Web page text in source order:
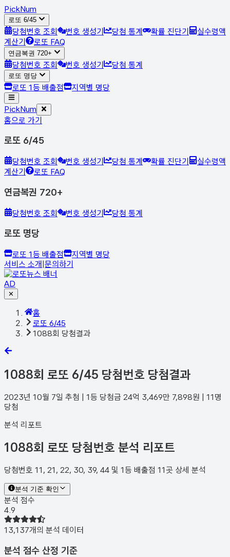
PickNum
로또 6/45
당첨번호 조회 번호 생성기 당첨 통계 확률 진단기
실수령액
계산기
로또 FAQ
연금복권 720+
당첨번호 조회 번호 생성기 당첨 통계
로또 명당
로또 1등 배출점 지역별 명당
PickNum
홈으로 가기
로또 6/45
당첨번호 조회 번호 생성기 당첨 통계 확률 진단기
실수령액
계산기
로또 FAQ
연금복권 720+
당첨번호 조회 번호 생성기 당첨 통계
로또 명당
로또 1등 배출점
지역별 명당
서비스 소개|문의하기
AD
✕
홈
로또 6/45
1088회 당첨결과
1088회 로또 6/45 당첨번호 당첨결과
2023년 10월 7일 추첨 | 1등 당첨금 24억 3,469만 7,898원 | 11 명
당첨
분석 리포트
1088회 로또 당첨번호 분석 리포트
당첨번호 11, 21, 22, 30, 39, 44 및 1등 배출점 11곳 상세 분석
분석 기준 확인
분석 점수
4.9
13,137개의 분석 데이터
분석 점수 산정 기준